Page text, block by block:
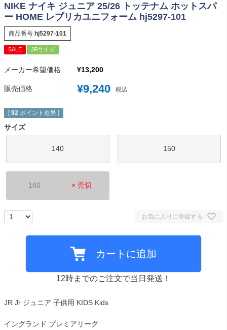
NIKE ナイキ ジュニア 25/26 トッテナム ホットスパ
ー HOME レプリカユニフォーム hj5297-101
商品番号 hj5297-101
SALE JRサイズ
メーカー希望価格 ¥13,200
販売価格 ¥9,240 税込
[ 92 ポイント進呈 ]
サイズ
140 150
160 × 売切
お気に入りに登録する
カートに追加
12時までのご注文で当日発送！
JR Jr ジュニア 子供用 KIDS Kids
イングランド プレミアリーグ